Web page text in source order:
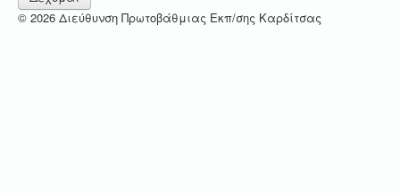
© 2026 Διεύθυνση Πρωτοβάθμιας Εκπ/σης Καρδίτσας